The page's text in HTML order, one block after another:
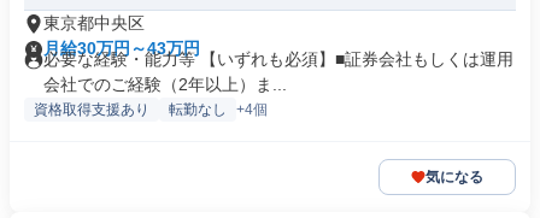
東京都中央区
月給30万円～43万円
必要な経験・能力等 【いずれも必須】■証券会社もしくは運用
会社でのご経験（2年以上）ま...
資格取得支援あり 転勤なし +4個
気になる